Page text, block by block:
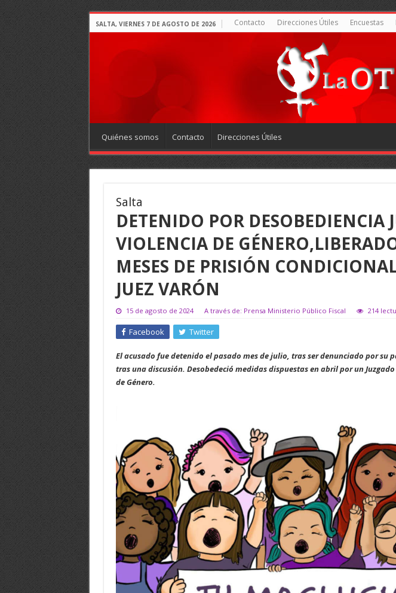
SALTA, VIERNES 7 DE AGOSTO DE 2026 Contacto Direcciones Útiles Encuestas
Quiénes somos Contacto Direcciones Útiles
Salta
DETENIDO POR DESOBEDIENCIA
VIOLENCIA DE
MESES DE PRISIÓN
JUEZ VARÓN
15 de agosto de 2024 A través de: Prensa Ministerio Público Fiscal 214
Facebook Twitter
El acusado fue detenido el pasado mes de julio, tras ser denunciado por su
tras una discusión. Desobedeció medidas dispuestas en abril por un
de Género.